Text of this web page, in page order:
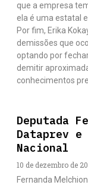
que a empresa
ela é uma estatal
Por fim, Erika
demissões que
optando por
demitir
conhecimentos
Deputada
Dataprev e
Nacional
10 de dezembro de
Fernanda